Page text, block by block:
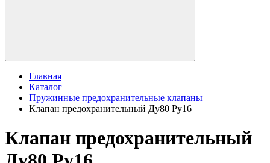
Главная
Каталог
Пружинные предохранительные клапаны
Клапан предохранительный Ду80 Ру16
Клапан предохранительный